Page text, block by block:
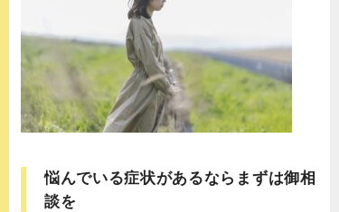
悩んでいる症状があるならまずは御相
談を